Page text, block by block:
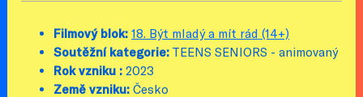
Filmový blok:18. Být mladý a mít rád (14+)
Soutěžní kategorie: TEENS SENIORS - animovaný
Rok vzniku : 2023
Země vzniku: Česko